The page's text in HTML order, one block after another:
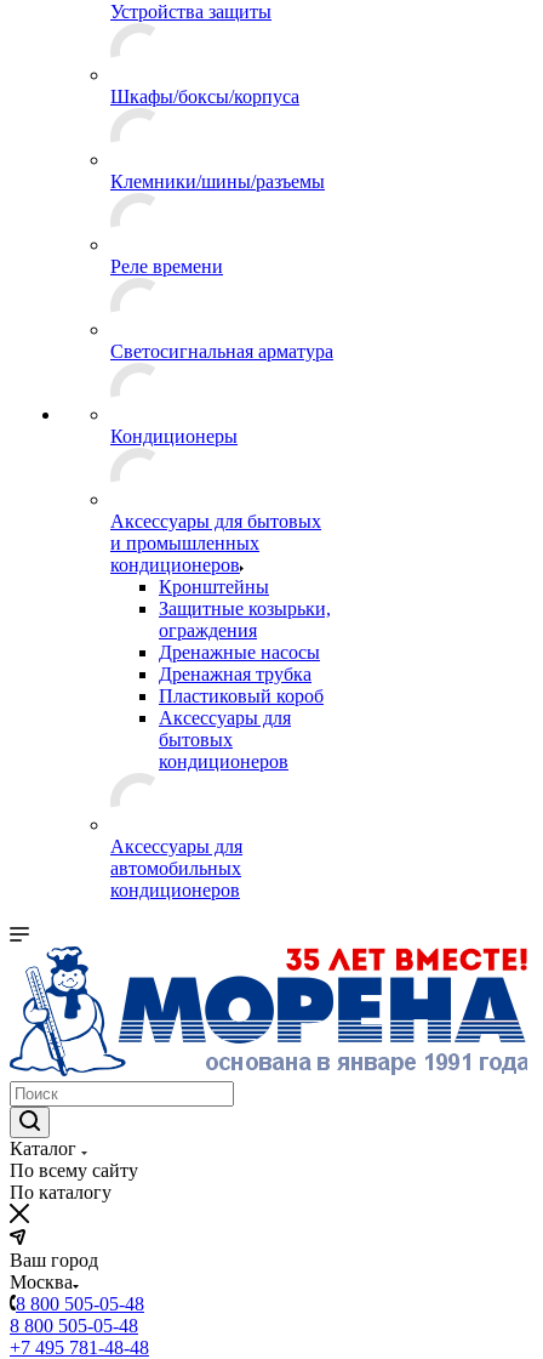
Устройства защиты
Шкафы/боксы/корпуса
Клемники/шины/разъемы
Реле времени
Светосигнальная арматура
Кондиционеры
Аксессуары для бытовых
и промышленных
кондиционеров
Кронштейны
Защитные козырьки,
ограждения
Дренажные насосы
Дренажная трубка
Пластиковый короб
Аксессуары для
бытовых
кондиционеров
Аксессуары для
автомобильных
кондиционеров
Каталог
По всему сайту
По каталогу
Ваш город
Москва
8 800 505-05-48
8 800 505-05-48
+7 495 781-48-48